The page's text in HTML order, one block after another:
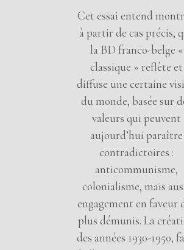
Cet essai entend
à partir de cas précis,
la BD franco-belge «
classique » reflète et
diffuse une certaine
du monde, basée sur
valeurs qui peuvent
aujourd’hui paraître
contradictoires :
anticommunisme,
colonialisme, mais
engagement en faveur
plus démunis. La
des années 1930-1950,